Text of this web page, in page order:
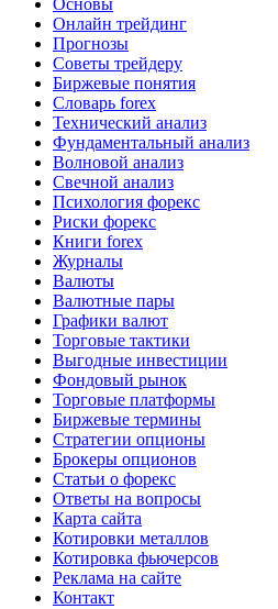
Основы
Онлайн трейдинг
Прогнозы
Советы трейдеру
Биржевые понятия
Словарь forex
Технический анализ
Фундаментальный анализ
Волновой анализ
Свечной анализ
Психология форекс
Риски форекс
Книги forex
Журналы
Валюты
Валютные пары
Графики валют
Торговые тактики
Выгодные инвестиции
Фондовый рынок
Торговые платформы
Биржевые термины
Стратегии опционы
Брокеры опционов
Статьи о форекс
Ответы на вопросы
Карта сайта
Котировки металлов
Котировка фьючерсов
Реклама на сайте
Контакт